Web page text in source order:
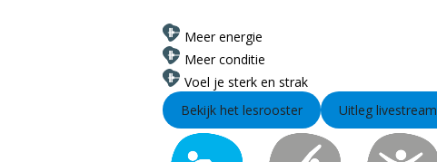
Meer energie
Meer conditie
Voel je sterk en strak
Bekijk het lesrooster
Uitleg livestream